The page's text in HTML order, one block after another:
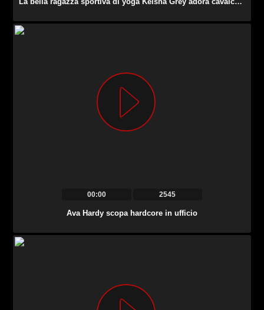
00:00 2545
Ava Hardy scopa hardcore in ufficio